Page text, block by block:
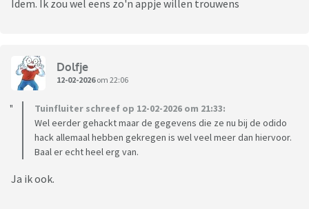
Idem. Ik zou wel eens zo'n appje willen trouwens
Dolfje
12-02-2026om 22:06
Tuinfluiter schreef op 12-02-2026 om 21:33:
Wel eerder gehackt maar de gegevens die ze nu bij de odido
hack allemaal hebben gekregen is wel veel meer dan hiervoor.
Baal er echt heel erg van.
Ja ik ook.